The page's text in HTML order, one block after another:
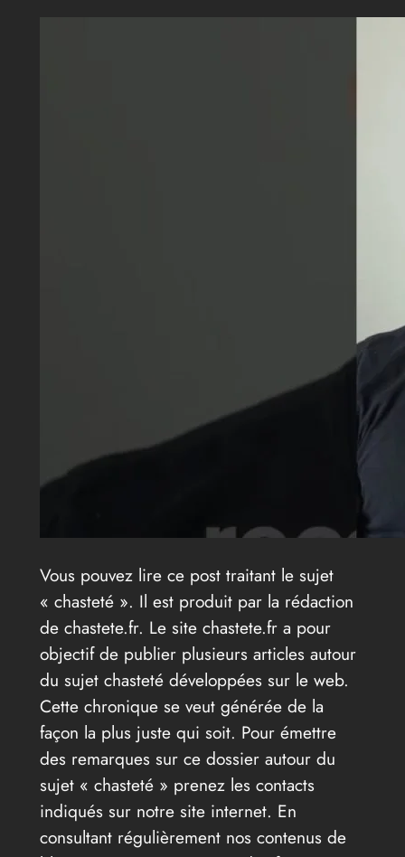
Vous pouvez lire ce post traitant le sujet
« chasteté ». Il est produit par la rédaction
de chastete.fr. Le site chastete.fr a pour
objectif de publier plusieurs articles autour
du sujet chasteté développées sur le web.
Cette chronique se veut générée de la
façon la plus juste qui soit. Pour émettre
des remarques sur ce dossier autour du
sujet « chasteté » prenez les contacts
indiqués sur notre site internet. En
consultant régulièrement nos contenus de